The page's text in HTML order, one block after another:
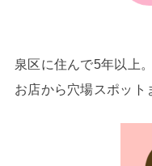
泉区に住んで5年以上
お店から穴場スポット